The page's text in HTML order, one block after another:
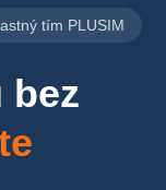
tím PLUSIM
bez